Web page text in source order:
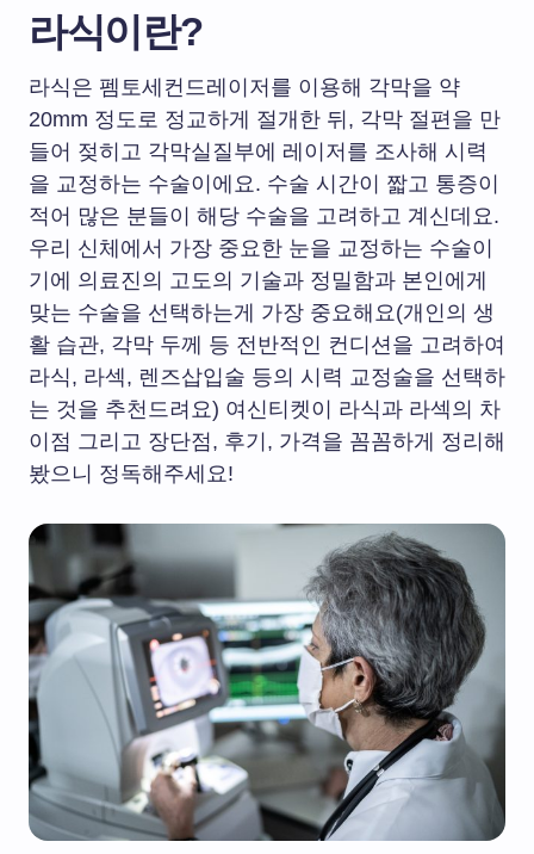
라식이란?
라식은 펨토세컨드레이저를 이용해 각막을 약
20mm 정도로 정교하게 절개한 뒤, 각막 절편을 만
들어 젖히고 각막실질부에 레이저를 조사해 시력
을 교정하는 수술이에요. 수술 시간이 짧고 통증이
적어 많은 분들이 해당 수술을 고려하고 계신데요.
우리 신체에서 가장 중요한 눈을 교정하는 수술이
기에 의료진의 고도의 기술과 정밀함과 본인에게
맞는 수술을 선택하는게 가장 중요해요(개인의 생
활 습관, 각막 두께 등 전반적인 컨디션을 고려하여
라식, 라섹, 렌즈삽입술 등의 시력 교정술을 선택하
는 것을 추천드려요) 여신티켓이 라식과 라섹의 차
이점 그리고 장단점, 후기, 가격을 꼼꼼하게 정리해
봤으니 정독해주세요!